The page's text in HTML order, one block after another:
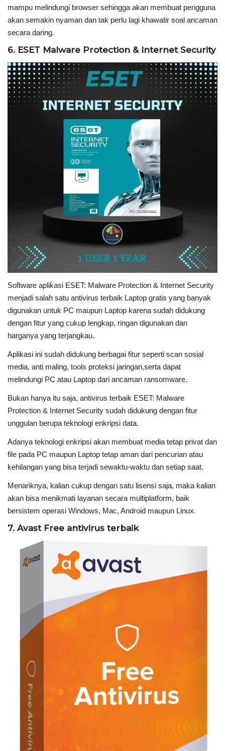
mampu melindungi browser sehingga akan membuat pengguna
akan semakin nyaman dan tak perlu lagi khawatir soal ancaman
secara daring.
6. ESET Malware Protection & Internet Security
Software aplikasi ESET: Malware Protection & Internet Security
menjadi salah satu antivirus terbaik Laptop gratis yang banyak
digunakan untuk PC maupun Laptop karena sudah didukung
dengan fitur yang cukup lengkap, ringan digunakan dan
harganya yang terjangkau.
Aplikasi ini sudah didukung berbagai fitur seperti scan sosial
media, anti maling, tools proteksi jaringan,serta dapat
melindungi PC atau Laptop dari ancaman ransomware.
Bukan hanya itu saja, antivirus terbaik ESET: Malware
Protection & Internet Security sudah didukung dengan fitur
unggulan berupa teknologi enkripsi data.
Adanya teknologi enkripsi akan membuat media tetap privat dan
file pada PC maupun Laptop tetap aman dari pencurian atau
kehilangan yang bisa terjadi sewaktu-waktu dan setiap saat.
Menariknya, kalian cukup dengan satu lisensi saja, maka kalian
akan bisa menikmati layanan secara multiplatform, baik
bersistem operasi Windows, Mac, Android maupun Linux.
7. Avast Free antivirus terbaik